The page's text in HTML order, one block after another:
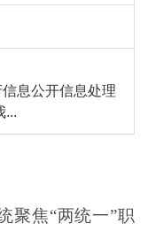
息公开信息处理
...
聚焦“两统一”职